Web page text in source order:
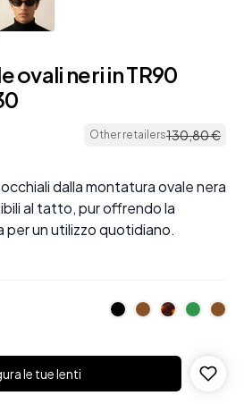
ovali neri in TR90
Other retailers130,80€
dalla montatura ovale nera
al tatto, pur offrendo la
per un utilizzo quotidiano.
le tue lenti